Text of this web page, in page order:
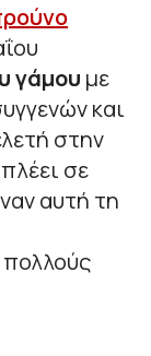
γάμου με
και
στην
σε
αυτή τη
πολλούς